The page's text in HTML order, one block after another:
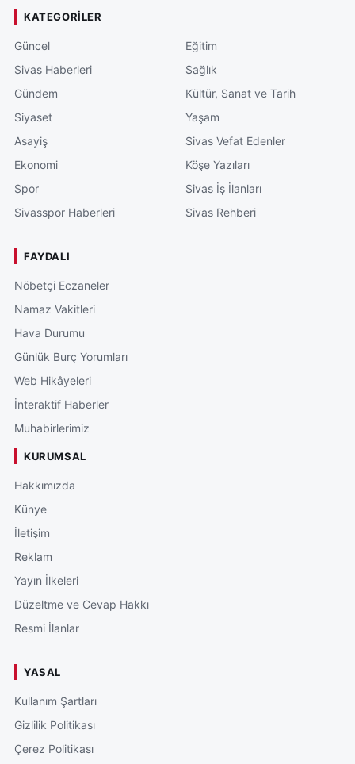
KATEGORILER
Güncel
Sivas Haberleri
Gündem
Siyaset
Asayiş
Ekonomi
Spor
Sivasspor Haberleri
Eğitim
Sağlık
Kültür, Sanat ve Tarih
Yaşam
Sivas Vefat Edenler
Köşe Yazıları
Sivas İş İlanları
Sivas Rehberi
FAYDALI
Nöbetçi Eczaneler
Namaz Vakitleri
Hava Durumu
Günlük Burç Yorumları
Web Hikâyeleri
İnteraktif Haberler
Muhabirlerimiz
KURUMSAL
Hakkımızda
Künye
İletişim
Reklam
Yayın İlkeleri
Düzeltme ve Cevap Hakkı
Resmi İlanlar
YASAL
Kullanım Şartları
Gizlilik Politikası
Çerez Politikası